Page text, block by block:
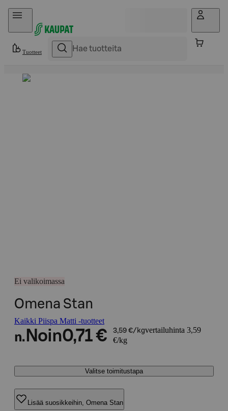
Hyppää sisältöön
Tuotteet
Ei valikoimassa
Omena Stan
Kaikki Piispa Matti -tuotteet
n. Noin0,71 € 3,59 €/kgvertailuhinta 3,59
€/kg
Valitse toimitustapa
Lisää suosikkeihin, Omena Stan